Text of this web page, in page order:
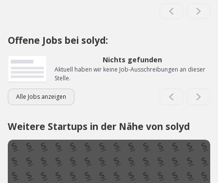
Offene Jobs bei solyd:
Nichts gefunden
Aktuell haben wir keine Job-Ausschreibungen an dieser
Stelle.
Alle Jobs anzeigen
Weitere Startups in der Nähe von solyd